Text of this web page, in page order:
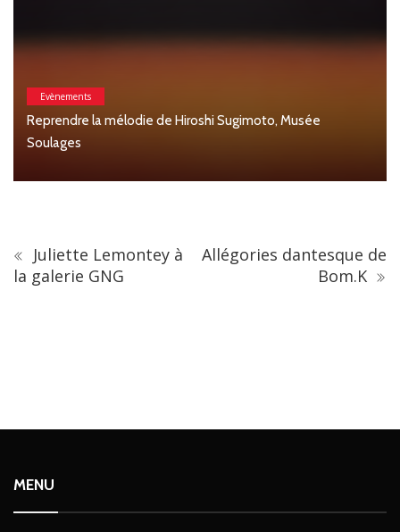
Arts & Mode
Christian Lacroix dévoile son jardin secret au musée
Juliette Lemontey à
la galerie GNG
Allégories dantesque de
Bom.K
MENU